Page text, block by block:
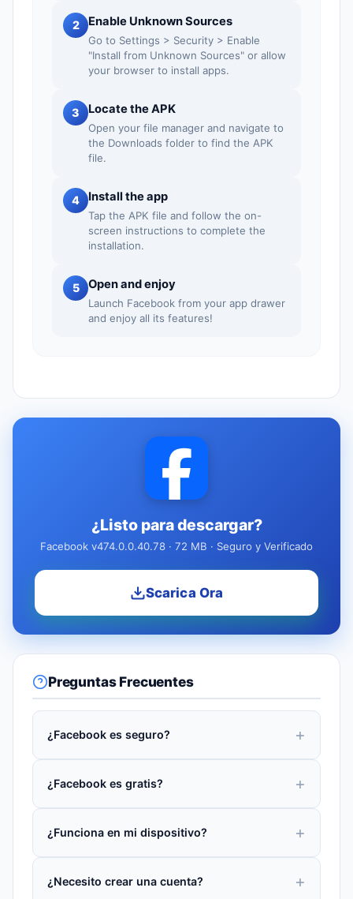
2 Enable Unknown Sources
Go to Settings > Security > Enable
"Install from Unknown Sources" or allow
your browser to install apps.
3 Locate the APK
Open your file manager and navigate to
the Downloads folder to find the APK
file.
4 Install the app
Tap the APK file and follow the on-
screen instructions to complete the
installation.
5 Open and enjoy
Launch Facebook from your app drawer
and enjoy all its features!
¿Listo para descargar?
Facebook v474.0.0.40.78 · 72 MB · Seguro y Verificado
Scarica Ora
Preguntas Frecuentes
¿Facebook es seguro?
¿Facebook es gratis?
¿Funciona en mi dispositivo?
¿Necesito crear una cuenta?